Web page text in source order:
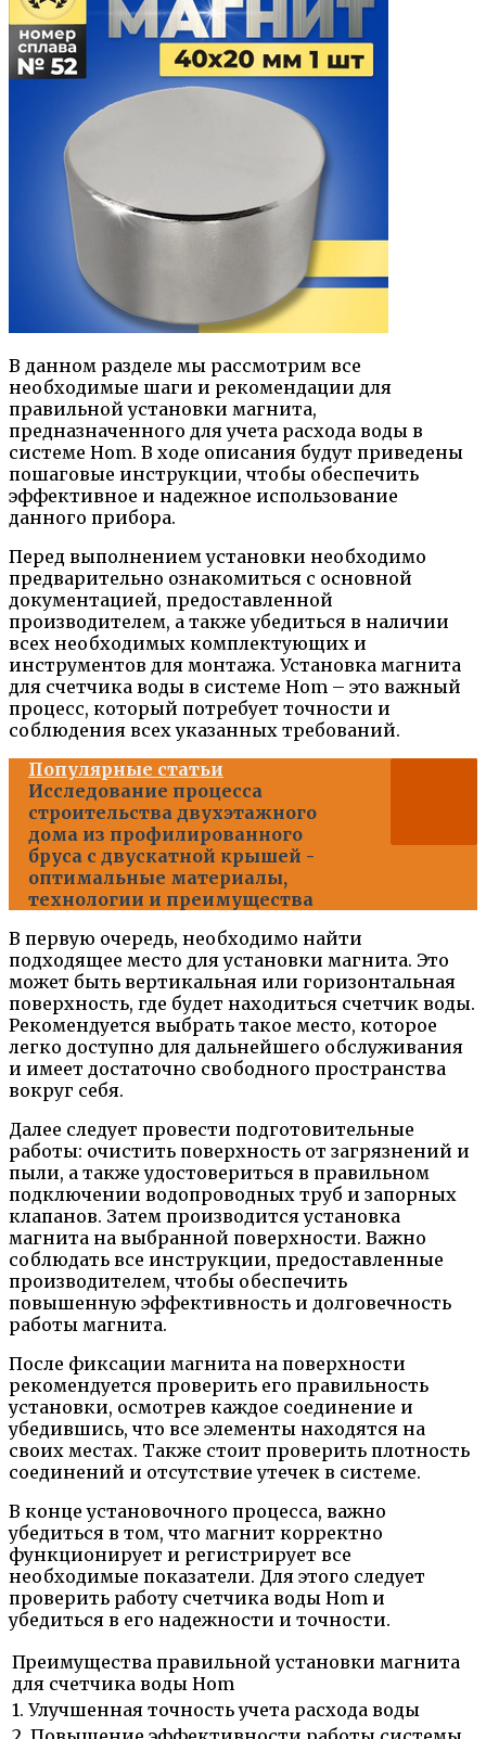
В данном разделе мы рассмотрим все
необходимые шаги и рекомендации для
правильной установки магнита,
предназначенного для учета расхода воды в
системе Hom. В ходе описания будут приведены
пошаговые инструкции, чтобы обеспечить
эффективное и надежное использование
данного прибора.
Перед выполнением установки необходимо
предварительно ознакомиться с основной
документацией, предоставленной
производителем, а также убедиться в наличии
всех необходимых комплектующих и
инструментов для монтажа. Установка магнита
для счетчика воды в системе Hom – это важный
процесс, который потребует точности и
соблюдения всех указанных требований.
Популярные статьи
Исследование процесса
строительства двухэтажного
дома из профилированного
бруса с двускатной крышей -
оптимальные материалы,
технологии и преимущества
В первую очередь, необходимо найти
подходящее место для установки магнита. Это
может быть вертикальная или горизонтальная
поверхность, где будет находиться счетчик воды.
Рекомендуется выбрать такое место, которое
легко доступно для дальнейшего обслуживания
и имеет достаточно свободного пространства
вокруг себя.
Далее следует провести подготовительные
работы: очистить поверхность от загрязнений и
пыли, а также удостовериться в правильном
подключении водопроводных труб и запорных
клапанов. Затем производится установка
магнита на выбранной поверхности. Важно
соблюдать все инструкции, предоставленные
производителем, чтобы обеспечить
повышенную эффективность и долговечность
работы магнита.
После фиксации магнита на поверхности
рекомендуется проверить его правильность
установки, осмотрев каждое соединение и
убедившись, что все элементы находятся на
своих местах. Также стоит проверить плотность
соединений и отсутствие утечек в системе.
В конце установочного процесса, важно
убедиться в том, что магнит корректно
функционирует и регистрирует все
необходимые показатели. Для этого следует
проверить работу счетчика воды Hom и
убедиться в его надежности и точности.
Преимущества правильной установки магнита
для счетчика воды Hom
1. Улучшенная точность учета расхода воды